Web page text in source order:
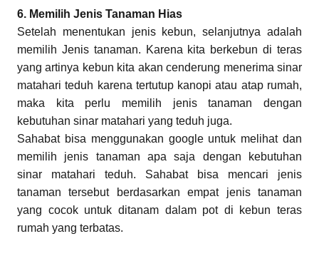
6. Memilih Jenis Tanaman Hias
Setelah menentukan jenis kebun, selanjutnya adalah
memilih Jenis tanaman. Karena kita berkebun di teras
yang artinya kebun kita akan cenderung menerima sinar
matahari teduh karena tertutup kanopi atau atap rumah,
maka kita perlu memilih jenis tanaman dengan
kebutuhan sinar matahari yang teduh juga.
Sahabat bisa menggunakan google untuk melihat dan
memilih jenis tanaman apa saja dengan kebutuhan
sinar matahari teduh. Sahabat bisa mencari jenis
tanaman tersebut berdasarkan empat jenis tanaman
yang cocok untuk ditanam dalam pot di kebun teras
rumah yang terbatas.